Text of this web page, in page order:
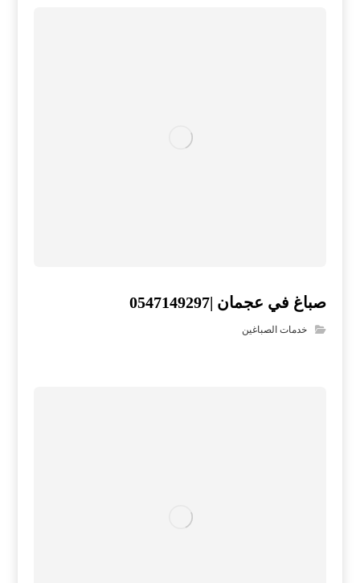
صباغ في عجمان |0547149297
خدمات الصباغين